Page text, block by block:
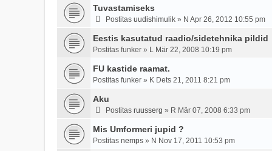
Tuvastamiseks
Postitas uudishimulik » N Apr 26, 2012 10:55 pm
Eestis kasutatud raadio/sidetehnika pildid
Postitas funker » L Mär 22, 2008 10:19 pm
FU kastide raamat.
Postitas funker » K Dets 21, 2011 8:21 pm
Aku
Postitas ruusserg » R Mär 07, 2008 6:33 pm
Mis Umformeri jupid ?
Postitas nemps » N Nov 17, 2011 10:53 pm